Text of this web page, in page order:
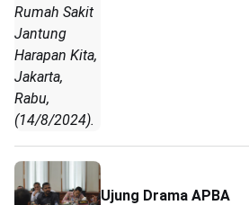
Rumah Sakit
Jantung
Harapan Kita,
Jakarta,
Rabu,
(14/8/2024).
Ujung Drama APBA